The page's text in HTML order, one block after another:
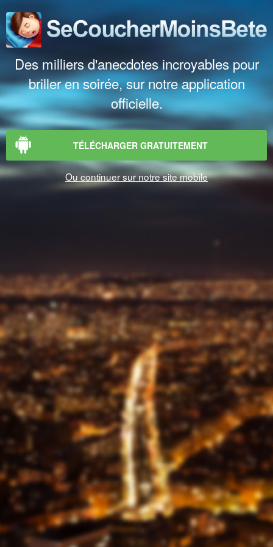
Des milliers d'anecdotes incroyables pour
briller en soirée, sur notre application
officielle.
TÉLÉCHARGER GRATUITEMENT
Ou continuer sur notre site mobile